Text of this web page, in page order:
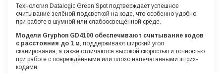
Технология Datalogic Green Spot подтверждает успешное
считывание зелёной подсветкой на коде, что особенно удобно
при работе в шумной или слабоосвещённой среде.
Модели Gryphon GD4100 обеспечивают считывание кодов
с расстояния до 1 м, поддерживают широкий угол
сканирования, а также отличаются высокой скоростью и точностью
при работе с повреждёнными или плохо напечатанными штрих-
кодами.